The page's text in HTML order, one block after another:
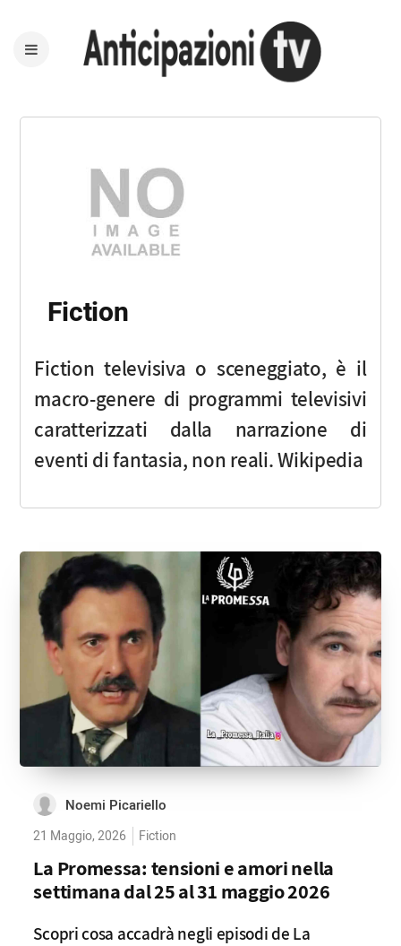
Fiction
Fiction televisiva o sceneggiato, è il
macro-genere di programmi televisivi
caratterizzati dalla narrazione di
eventi di fantasia, non reali. Wikipedia
Noemi Picariello
21 Maggio, 2026 Fiction
La Promessa: tensioni e amori nella
settimana dal 25 al 31 maggio 2026
Scopri cosa accadrà negli episodi de La